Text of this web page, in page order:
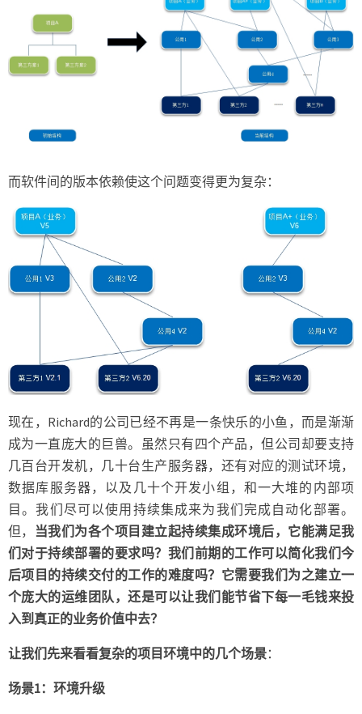
而软件间的版本依赖使这个问题变得更为复杂：
现在，Richard的公司已经不再是一条快乐的小鱼，而是渐渐
成为一直庞大的巨兽。虽然只有四个产品，但公司却要支持
几百台开发机，几十台生产服务器，还有对应的测试环境，
数据库服务器，以及几十个开发小组，和一大堆的内部项
目。我们尽可以使用持续集成来为我们完成自动化部署。
但， 当我们为各个项目建立起持续集成环境后，它能满足我
们对于持续部署的要求吗？我们前期的工作可以简化我们今
后项目的持续交付的工作的难度吗？它需要我们为之建立一
个庞大的运维团队，还是可以让我们能节省下每一毛钱来投
入到真正的业务价值中去？
让我们先来看看复杂的项目环境中的几个场景：
场景1：环境升级